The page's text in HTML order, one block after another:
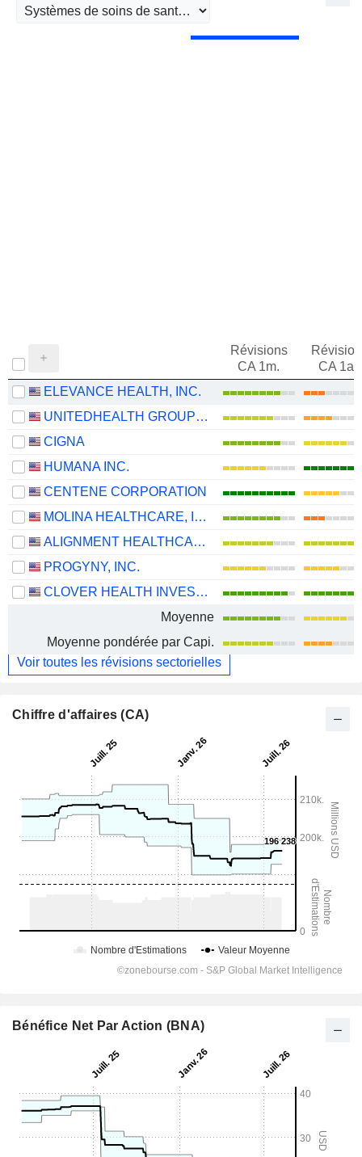
Révisions
CA 1m.
CA 1an
ELEVANCE HEALTH, INC.
UNITEDHEALTH GROUP INC.
CIGNA
HUMANA INC.
CENTENE CORPORATION
MOLINA HEALTHCARE, INC.
ALIGNMENT HEALTHCARE, INC.
PROGYNY, INC.
CLOVER HEALTH INVESTMENTS, CORP.
Moyenne
Moyenne pondérée par Capi.
Voir toutes les révisions sectorielles
Chiffre d'affaires (CA)
Bénéfice Net Par Action (BNA)